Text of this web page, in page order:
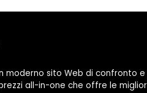
moderno sito Web di confronto e
all-in-one che offre le